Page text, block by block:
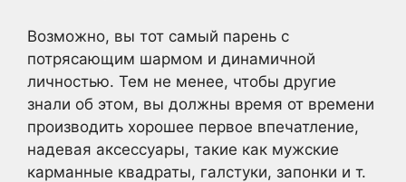
Возможно, вы тот самый парень с
потрясающим шармом и динамичной
личностью. Тем не менее, чтобы другие
знали об этом, вы должны время от времени
производить хорошее первое впечатление,
надевая аксессуары, такие как мужские
карманные квадраты, галстуки, запонки и т.